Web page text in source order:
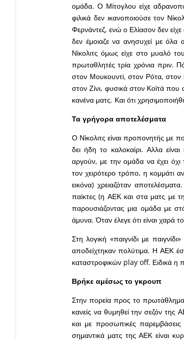
ομάδα. Ο Μίτογλου είχε
φιλικά δεν ικανοποιούσε τον
Φερνάντεζ, ενώ ο Ελίασον δεν
δεν έμοιαζε να ανησυχεί με
Νίκολιτς όμως είχε στο μυαλό
πρωταθλητές τρία χρόνια πριν.
στον Μουκουντί, στον Ρότα, στον
στον Ζίνι, φυσικά στον Κοϊτά που
κανένα ματς. Και ότι
Τα γρήγορα αποτελέσματα
Ο Νίκολιτς είναι προπονητής με
δει ήδη το καλοκαίρι. Αλλα
αργούν, με την ομάδα να έχει
τον χειρότερο τρόπο, η κομμάτι
εικόνα) χρειαζόταν
παίκτες (η ΑΕΚ και στα ματς με
παρουσιάζοντας μια ομάδα με
άμυνα. Όταν έλεγε ότι είναι χαρά
Στη λογική «παιγνίδι με
αποδείχτηκαν πολύτιμα. Η ΑΕΚ
καταστροφικών play off. Ειδικά η
Βρήκε αμέσως το γκρουπ
Στην πορεία προς το πρωτάθλημα
κανείς να θυμηθεί την σεζόν της
και με προσωπικές
σημαντικά ματς της ΑΕΚ είναι